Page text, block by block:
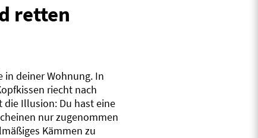
retten
in deiner Wohnung. In
riecht nach
die Illusion: Du hast eine
nur zugenommen
Kämmen zu